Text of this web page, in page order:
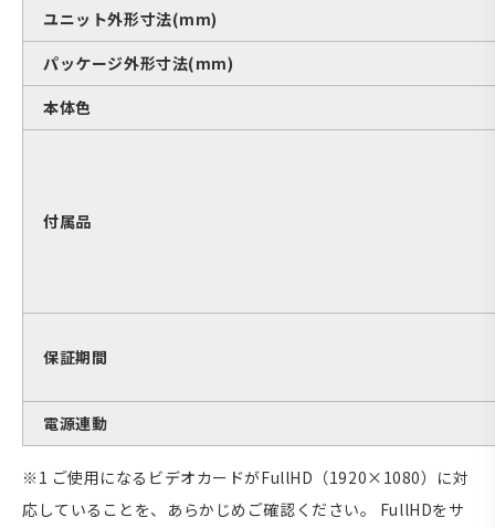
ユニット外形寸法(mm)
パッケージ外形寸法(mm)
本体色
付属品
保証期間
電源連動
※1 ご使用になるビデオカードがFullHD（1920×1080）に対
応していることを、あらかじめご確認ください。 FullHDをサ